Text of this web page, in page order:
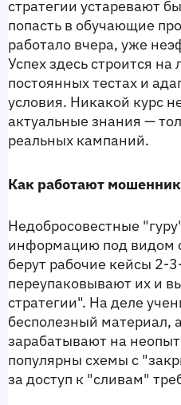
стратегии устаревают
попасть в обучающие
работало вчера, уже
Успех здесь строится
постоянных тестах и
условия. Никакой курс
актуальные знания —
реальных кампаний.
Как работают
Недобросовестные
информацию под видом
берут рабочие кейсы 2-
переупаковывают их и
стратегии". На деле
бесполезный материал,
зарабатывают на
популярны схемы с
за доступ к "сливам"